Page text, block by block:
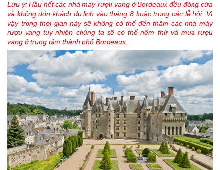
Lưu ý: Hầu hết các nhà máy rượu vang ở Bordeaux đều đóng cửa
và không đón khách du lịch vào tháng 8 hoặc trong các lễ hội. Vì
vậy trong thời gian này sẽ không có thể đến thăm các nhà máy
rượu vang tuy nhiên chúng ta sẽ có thể nếm thử và mua rượu
vang ở trung tâm thành phố Bordeaux.